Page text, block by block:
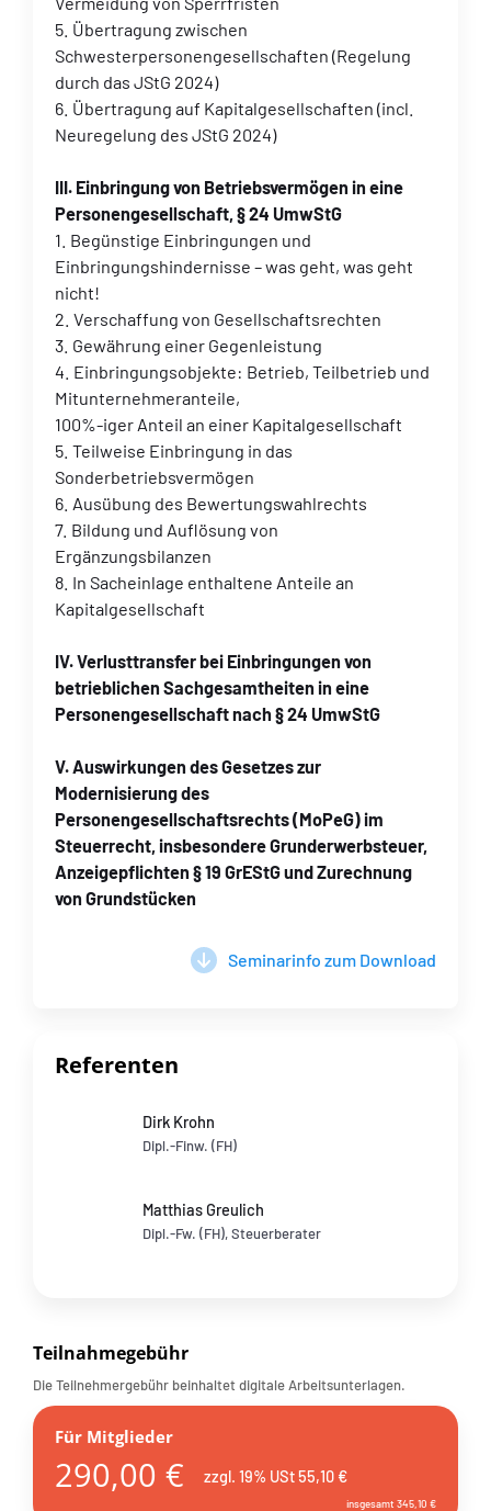
5. Übertragung zwischen
Schwesterpersonengesellschaften (Regelung
durch das JStG 2024)
6. Übertragung auf Kapitalgesellschaften (incl.
Neuregelung des JStG 2024)
III. Einbringung von Betriebsvermögen in eine
Personengesellschaft, § 24 UmwStG
1. Begünstige Einbringungen und
Einbringungshindernisse – was geht, was geht
nicht!
2. Verschaffung von Gesellschaftsrechten
3. Gewährung einer Gegenleistung
4. Einbringungsobjekte: Betrieb, Teilbetrieb und
Mitunternehmeranteile,
100%-iger Anteil an einer Kapitalgesellschaft
5. Teilweise Einbringung in das
Sonderbetriebsvermögen
6. Ausübung des Bewertungswahlrechts
7. Bildung und Auflösung von
Ergänzungsbilanzen
8. In Sacheinlage enthaltene Anteile an
Kapitalgesellschaft
IV. Verlusttransfer bei Einbringungen von
betrieblichen Sachgesamtheiten in eine
Personengesellschaft nach § 24 UmwStG
V. Auswirkungen des Gesetzes zur
Modernisierung des
Personengesellschaftsrechts (MoPeG) im
Steuerrecht, insbesondere Grunderwerbsteuer,
Anzeigepflichten § 19 GrEStG und Zurechnung
von Grundstücken
Seminarinfo zum Download
Referenten
Dirk Krohn
Dipl.-Finw. (FH)
Matthias Greulich
Dipl.-Fw. (FH), Steuerberater
Teilnahmegebühr
Die Teilnehmergebühr beinhaltet digitale Arbeitsunterlagen.
Für Mitglieder
290,00 € zzgl. 19% USt 55,10 €
insgesamt 345,10 €